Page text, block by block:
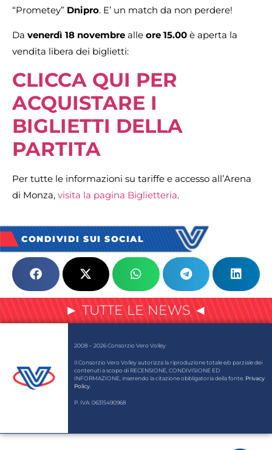
“Prometey” Dnipro. E’ un match da non perdere!
Da venerdì 18 novembre alle ore 15.00 è aperta la
vendita libera dei biglietti:
CLICCA QUI PER
ACQUISTARE I
BIGLIETTI DELLA
PARTITA
Per tutte le informazioni su tariffe e accesso all’Arena
di Monza, visita la pagina Biglietteria.
CONDIVIDI SUI SOCIAL
► TUTTE LE NEWS ◄
2008 – 2026 Consorzio Vero Volley
Il Consorzio Vero Volley autorizza la riproduzione totale e/o parziale dei
contenuti a scopo di RECENSIONE, CONDIVISIONE ED
INFORMAZIONE, inserendo la citazione obbligatoria della fonte. Privacy
Policy
P. IVA: 06315490968